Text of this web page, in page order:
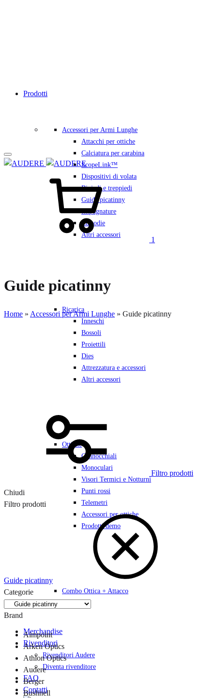
Prodotti
Accessori per Armi Lunghe
Attacchi per ottiche
Calciatura per carabina
ScopeLink™
Dispositivi di volata
Bipiedi e treppiedi
Guide picatinny
Impugnature
Custodie
Altri accessori
Ricarica
Inneschi
Bossoli
Proiettili
Dies
Attrezzatura e accessori
Altri accessori
Ottiche
Cannocchiali
Monoculari
Visori Termici e Notturni
Punti rossi
Telemetri
Accessori per ottiche
Prodotti demo
Combo Ottica + Attacco
Merchandise
Rivenditori
Rivenditori Audere
Diventa rivenditore
FAQ
Contatti
1
Guide picatinny
Home » Accessori per Armi Lunghe » Guide picatinny
Filtro prodotti
Chiudi
Filtro prodotti
Guide picatinny
Categorie
Brand
Aimpoint
Arken Optics
Athlon Optics
Audere
Berger
Bushnell